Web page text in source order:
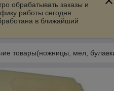
обрабатывать заказы и
работы сегодня
в ближайший
товары(ножницы, мел,